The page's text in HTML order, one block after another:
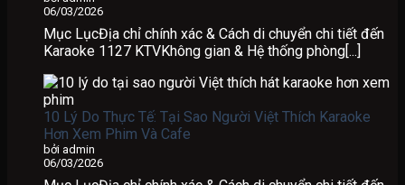
06/03/2026
Mục LụcĐịa chỉ chính xác & Cách di chuyển chi tiết đến
Karaoke 1127 KTVKhông gian & Hệ thống phòng[...]
10 Lý Do Thực Tế: Tại Sao Người Việt Thích Karaoke
Hơn Xem Phim Và Cafe
bởi admin
06/03/2026